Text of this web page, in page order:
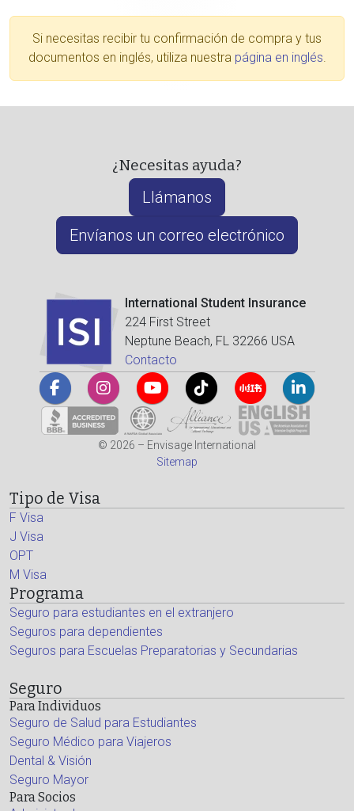
Si necesitas recibir tu confirmación de compra y tus
documentos en inglés, utiliza nuestra página en inglés.
¿Necesitas ayuda?
Llámanos
Envíanos un correo electrónico
International Student Insurance
224 First Street
Neptune Beach, FL 32266 USA
Contacto
© 2026 – Envisage International
Sitemap
Tipo de Visa
F Visa
J Visa
OPT
M Visa
Programa
Seguro para estudiantes en el extranjero
Seguros para dependientes
Seguros para Escuelas Preparatorias y Secundarias
Seguro
Para Individuos
Seguro de Salud para Estudiantes
Seguro Médico para Viajeros
Dental & Visión
Seguro Mayor
Para Socios